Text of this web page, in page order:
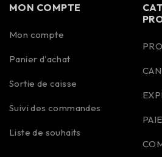
MON COMPTE
Mon compte
Panier d'achat
Sortie de caisse
Suivi des commandes
Liste de souhaits